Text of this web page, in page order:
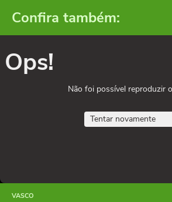
Confira também:
Ops!
Não foi possível reproduzir
Tentar novamente
VASCO